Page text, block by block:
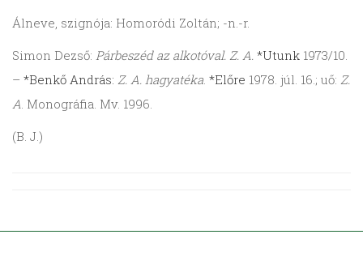
Álneve, szignója: Homoródi Zoltán; -n.-r.
Simon Dezső: Párbeszéd az alkotóval. Z. A. *Utunk 1973/10.
– *Benkő András: Z. A. hagyatéka. *Előre 1978. júl. 16.; uő: Z.
A. Monog­ráfia. Mv. 1996.
(B. J.)